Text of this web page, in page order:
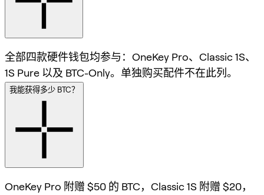
全部四款硬件钱包均参与：OneKey Pro、Classic 1S、
1S Pure 以及 BTC-Only。单独购买配件不在此列。
我能获得多少 BTC？
OneKey Pro 附赠 $50 的 BTC，Classic 1S 附赠 $20，